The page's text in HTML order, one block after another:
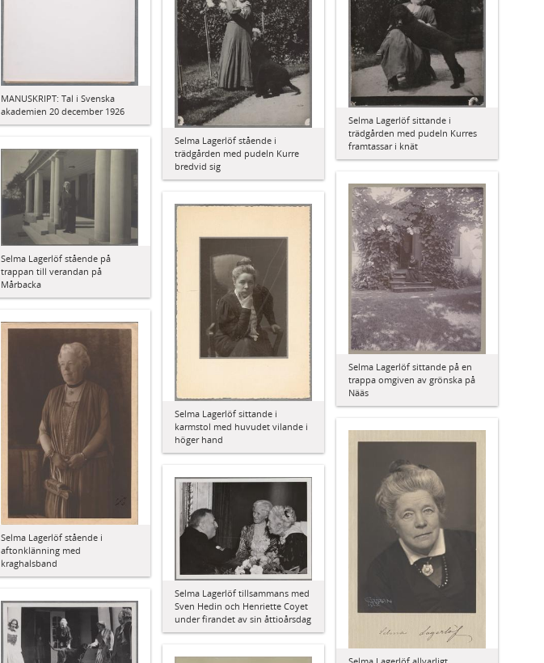
MANUSKRIPT: Tal i Svenska
akademien 20 december 1926
Selma Lagerlöf sittande i
trädgården med pudeln Kurres
framtassar i knät
Selma Lagerlöf stående i
trädgården med pudeln Kurre
bredvid sig
Selma Lagerlöf stående på
trappan till verandan på
Mårbacka
Selma Lagerlöf sittande på en
trappa omgiven av grönska på
Nääs
Selma Lagerlöf sittande i
karmstol med huvudet vilande i
höger hand
Selma Lagerlöf stående i
aftonklänning med
kraghalsband
Selma Lagerlöf tillsammans med
Sven Hedin och Henriette Coyet
under firandet av sin åttioårsdag